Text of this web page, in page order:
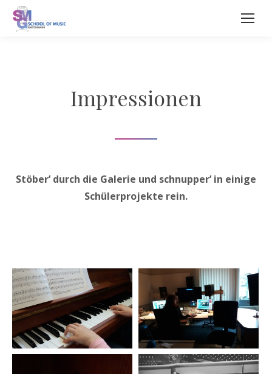
Impressionen
Stöber’ durch die Galerie und schnupper’ in einige
Schülerprojekte rein.